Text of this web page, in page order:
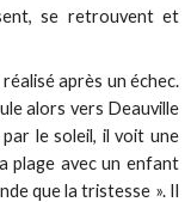
se retrouvent et
réalisé après un échec.
alors vers Deauville
le soleil, il voit une
plage avec un enfant
que la tristesse ». Il